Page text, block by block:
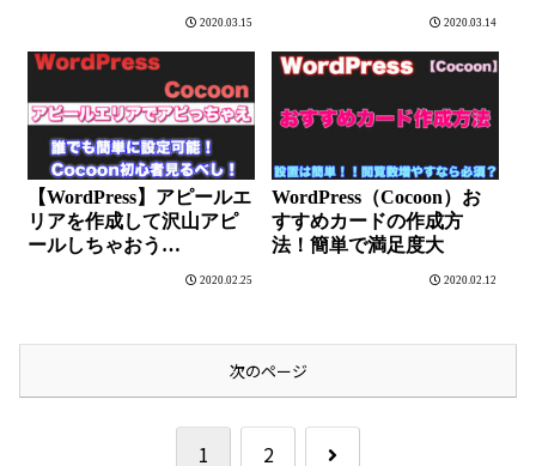
生活出来るのか教えま
2020.03.15
アプリで対策してみまし
2020.03.14
【WordPress】アピールエ
リアを作成して沢山アピ
ールしちゃおう
2020.02.25
WordPress（Cocoon）お
すすめカードの作成方
法！簡単で満足度大
2020.02.12
次のページ
1 2
次